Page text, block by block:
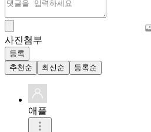
사진첨부
등록
추천순
최신순 등록순
애플